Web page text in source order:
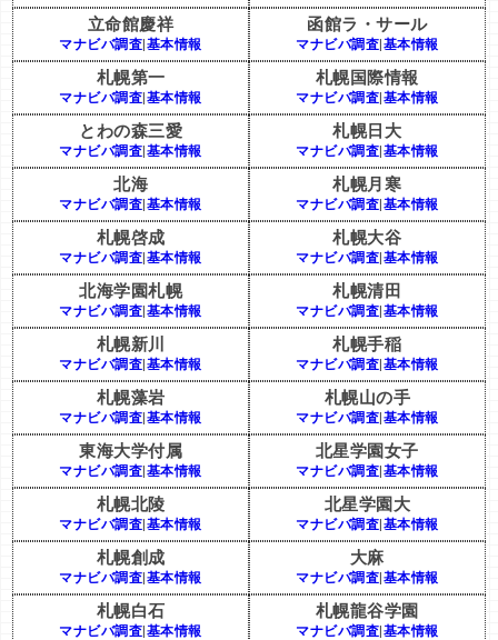
立命館慶祥
マナビバ調査|基本情報
函館ラ・サール
マナビバ調査|基本情報
札幌第一
マナビバ調査|基本情報
札幌国際情報
マナビバ調査|基本情報
とわの森三愛
マナビバ調査|基本情報
札幌日大
マナビバ調査|基本情報
北海
マナビバ調査|基本情報
札幌月寒
マナビバ調査|基本情報
札幌啓成
マナビバ調査|基本情報
札幌大谷
マナビバ調査|基本情報
北海学園札幌
マナビバ調査|基本情報
札幌清田
マナビバ調査|基本情報
札幌新川
マナビバ調査|基本情報
札幌手稲
マナビバ調査|基本情報
札幌藻岩
マナビバ調査|基本情報
札幌山の手
マナビバ調査|基本情報
東海大学付属
マナビバ調査|基本情報
北星学園女子
マナビバ調査|基本情報
札幌北陵
マナビバ調査|基本情報
北星学園大
マナビバ調査|基本情報
札幌創成
マナビバ調査|基本情報
大麻
マナビバ調査|基本情報
札幌白石
マナビバ調査|基本情報
札幌龍谷学園
マナビバ調査|基本情報